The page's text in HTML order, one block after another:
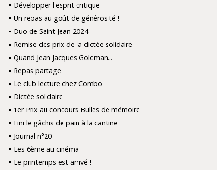
Développer l'esprit critique
Un repas au goût de générosité !
Duo de Saint Jean 2024
Remise des prix de la dictée solidaire
Quand Jean Jacques Goldman...
Repas partage
Le club lecture chez Combo
Dictée solidaire
1er Prix au concours Bulles de mémoire
Fini le gâchis de pain à la cantine
Journal n°20
Les 6ème au cinéma
Le printemps est arrivé !